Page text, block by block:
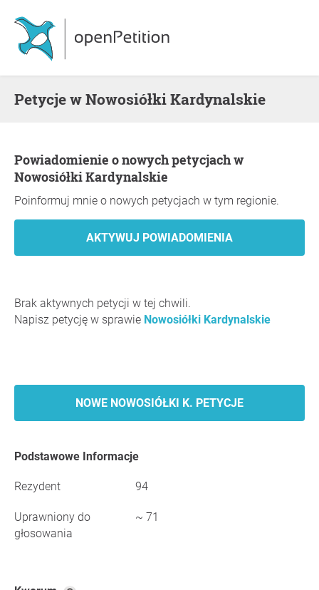
Petycje w Nowosiółki Kardynalskie
Powiadomienie o nowych petycjach w
Nowosiółki Kardynalskie
Poinformuj mnie o nowych petycjach w tym regionie.
Brak aktywnych petycji w tej chwili.
Napisz petycję w sprawie Nowosiółki Kardynalskie
NOWE NOWOSIÓŁKI K. PETYCJE
Podstawowe Informacje
Rezydent 94
Uprawniony do
głosowania
~ 71